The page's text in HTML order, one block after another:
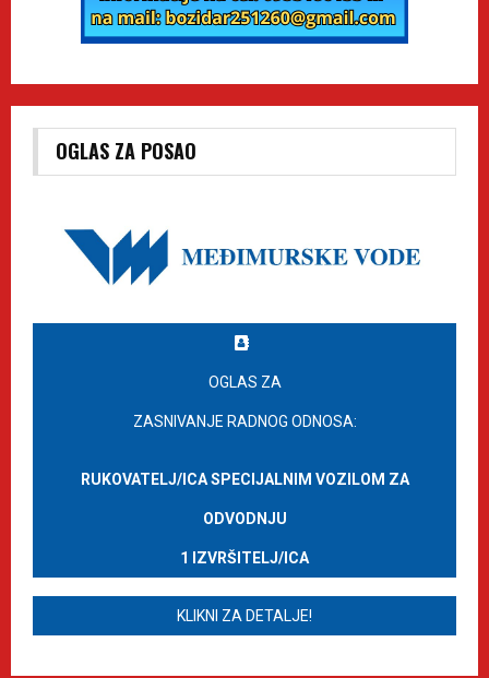
OGLAS ZA POSAO
OGLAS ZA
ZASNIVANJE RADNOG ODNOSA:
RUKOVATELJ/ICA SPECIJALNIM VOZILOM ZA
ODVODNJU
1 IZVRŠITELJ/ICA
KLIKNI ZA DETALJE!